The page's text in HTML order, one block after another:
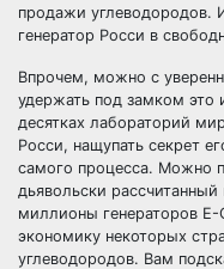
продажи углеводородов.
генератор Росси в
Впрочем, можно с
удержать под замком это
десятках лабораторий
Росси, нащупать секрет
самого процесса. Можно
дьявольски
миллионы генераторов
экономику некоторых
углеводородов. Вам